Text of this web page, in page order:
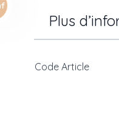
Plus
Code Article